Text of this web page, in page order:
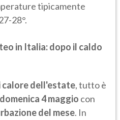
tipicamente
28°.
in Italia: dopo il caldo
calore dell'estate, tutto è
domenica 4 maggio con
del mese. In